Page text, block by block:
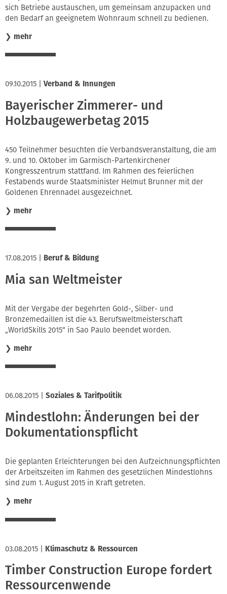
sich Betriebe austauschen, um gemeinsam anzupacken und
den Bedarf an geeignetem Wohnraum schnell zu bedienen.
❯ mehr
09.10.2015 Verband & Innungen
Bayerischer Zimmerer- und
Holzbaugewerbetag 2015
450 Teilnehmer besuchten die Verbandsveranstaltung, die am
9. und 10. Oktober im Garmisch-Partenkirchener
Kongresszentrum stattfand. Im Rahmen des feierlichen
Festabends wurde Staatsminister Helmut Brunner mit der
Goldenen Ehrennadel ausgezeichnet.
❯ mehr
17.08.2015 Beruf & Bildung
Mia san Weltmeister
Mit der Vergabe der begehrten Gold-, Silber- und
Bronzemedaillen ist die 43. Berufsweltmeisterschaft
„WorldSkills 2015“ in Sao Paulo beendet worden.
❯ mehr
06.08.2015 Soziales & Tarifpolitik
Mindestlohn: Änderungen bei der
Dokumentationspflicht
Die geplanten Erleichterungen bei den Aufzeichnungspflichten
der Arbeitszeiten im Rahmen des gesetzlichen Mindestlohns
sind zum 1. August 2015 in Kraft getreten.
❯ mehr
03.08.2015 Klimaschutz & Ressourcen
Timber Construction Europe fordert
Ressourcenwende